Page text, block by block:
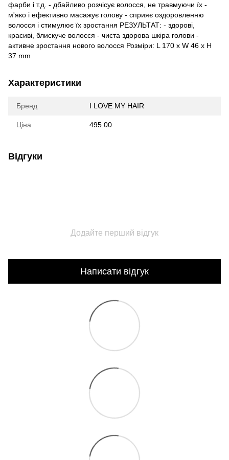
фарби і т.д. - дбайливо розчісує волосся, не травмуючи їх -
м'яко і ефективно масажує голову - сприяє оздоровленню
волосся і стимулює їх зростання РЕЗУЛЬТАТ: - здорові,
красиві, блискуче волосся - чиста здорова шкіра голови -
активне зростання нового волосся Розміри: L 170 x W 46 x H
37 mm
Характеристики
Бренд I LOVE MY HAIR
Ціна 495.00
Відгуки
Додайте перший відгук
Написати відгук